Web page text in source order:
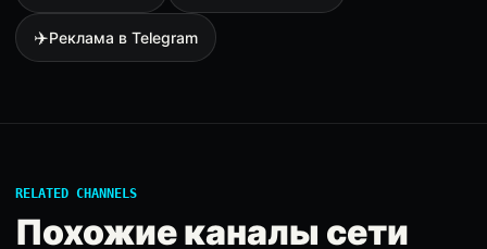
✈️Реклама в Telegram
RELATED CHANNELS
Похожие каналы сети